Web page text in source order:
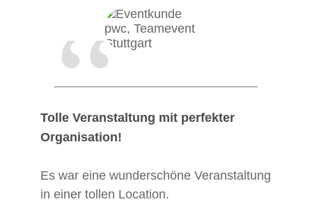
“
Tolle Veranstaltung mit perfekter
Organisation!
Es war eine wunderschöne Veranstaltung
in einer tollen Location.